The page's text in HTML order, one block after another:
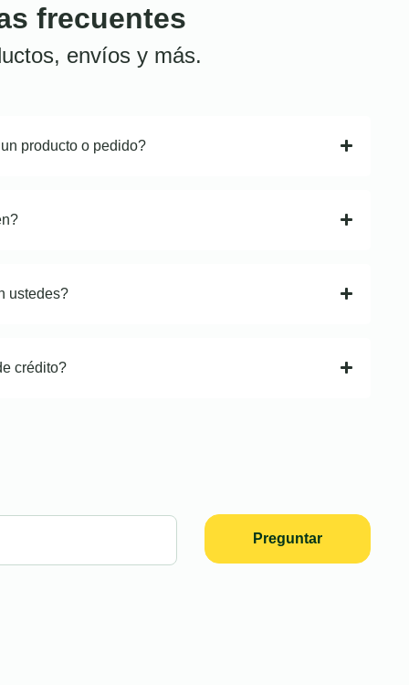
frecuentes
envíos y más.
producto o pedido?
ustedes?
crédito?
Preguntar